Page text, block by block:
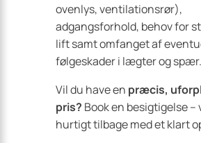
ovenlys, ventilationsrør),
adgangsforhold, behov for
lift samt omfanget af
følgeskader i lægter og spær.
Vil du have en præcis,
pris? Book en besigtigelse –
hurtigt tilbage med et klart